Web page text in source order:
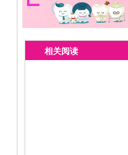
相关阅读